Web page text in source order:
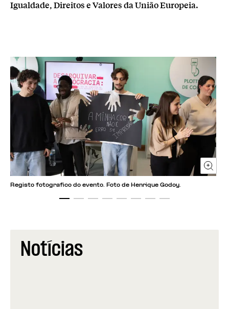
Igualdade, Direitos e Valores da União Europeia.
Registo fotografico do evento. Foto de Henrique Godoy.
Notícias